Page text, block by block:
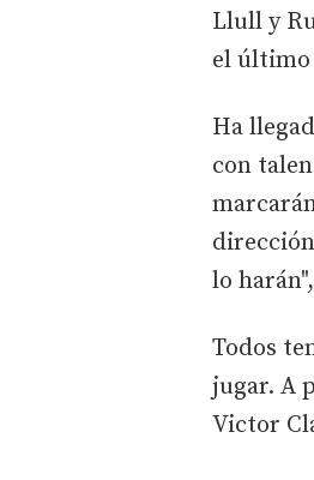
Llull y
el
Ha
con
lo
Todos
jugar. A
Victor